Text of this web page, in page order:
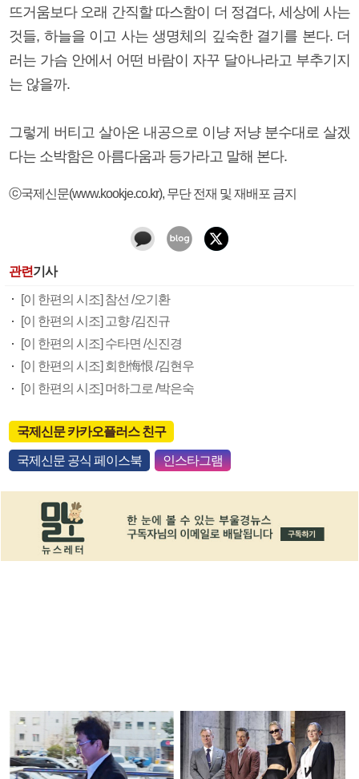
뜨거움보다 오래 간직할 따스함이 더 정겹다, 세상에 사는
것들, 하늘을 이고 사는 생명체의 깊숙한 결기를 본다. 더
러는 가슴 안에서 어떤 바람이 자꾸 달아나라고 부추기지
는 않을까.
그렇게 버티고 살아온 내공으로 이냥 저냥 분수대로 살겠
다는 소박함은 아름다움과 등가라고 말해 본다.
ⓒ국제신문(www.kookje.co.kr), 무단 전재 및 재배포 금지
관련기사
[이 한편의 시조] 참선 /오기환
[이 한편의 시조] 고향 /김진규
[이 한편의 시조] 수타면 /신진경
[이 한편의 시조] 회한悔恨 /김현우
[이 한편의 시조] 머하그로 /박은숙
국제신문 카카오플러스 친구
국제신문 공식 페이스북 인스타그램